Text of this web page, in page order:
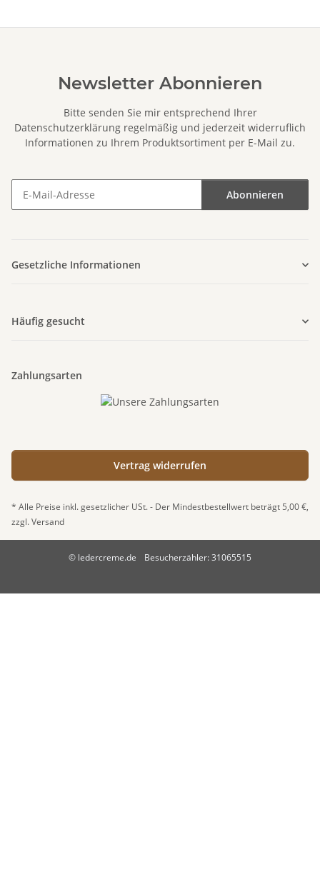
Newsletter Abonnieren
Bitte senden Sie mir entsprechend Ihrer
Datenschutzerklärung regelmäßig und jederzeit widerruflich
Informationen zu Ihrem Produktsortiment per E-Mail zu.
Abonnieren
Gesetzliche Informationen
Häufig gesucht
Zahlungsarten
Vertrag widerrufen
* Alle Preise inkl. gesetzlicher USt. - Der Mindestbestellwert beträgt 5,00 €,
zzgl.Versand
© ledercreme.de Besucherzähler: 31065515